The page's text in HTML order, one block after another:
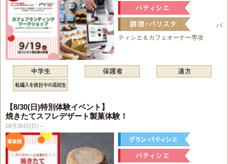
パ
ティシエ＆カフェオーナー専攻
【8/30(日)特別体験イベント】
焼きたてスフレデザート製菓体験！
08月30日(日)～